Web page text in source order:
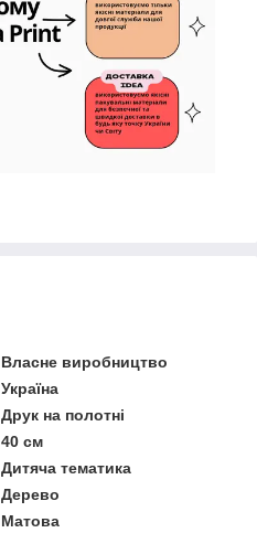
Власне виробництво
Україна
Друк на полотні
40 см
Дитяча тематика
Дерево
Матова